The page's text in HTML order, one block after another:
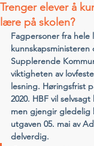
Trenger elever å
lære på skolen?
Fagpersoner fra
Supplerende
viktigheten av
lesning. Høringsfrist
2020. HBF vil
men gjengir gledelig
utgaven 05. mai av
delverdig.